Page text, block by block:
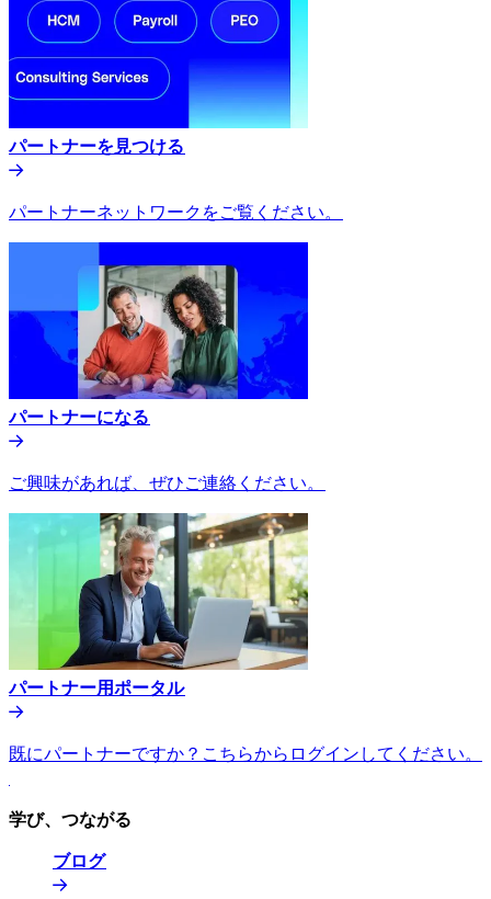
パートナーを見つける​​
パートナーネットワークをご覧ください。​​
パートナーになる​​
ご興味があれば、ぜひご連絡ください。​​
パートナー用ポータル​​
既にパートナーですか？こちらからログインしてください。​​
学び、つながる​​
ブログ​​